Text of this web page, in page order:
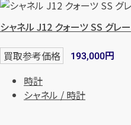
シャネル J12 クォーツ SS グレー
買取参考価格 193,000円
時計
シャネル / 時計